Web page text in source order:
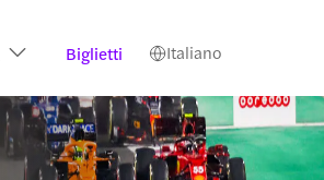
Biglietti Italiano